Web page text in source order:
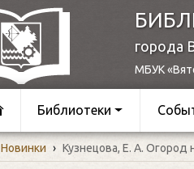
города
МБУК
Библиотеки
Новинки › Кузнецова, Е. А. Огород